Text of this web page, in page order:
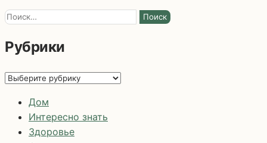
Найти:
Рубрики
Рубрики
Дом
Интересно знать
Здоровье